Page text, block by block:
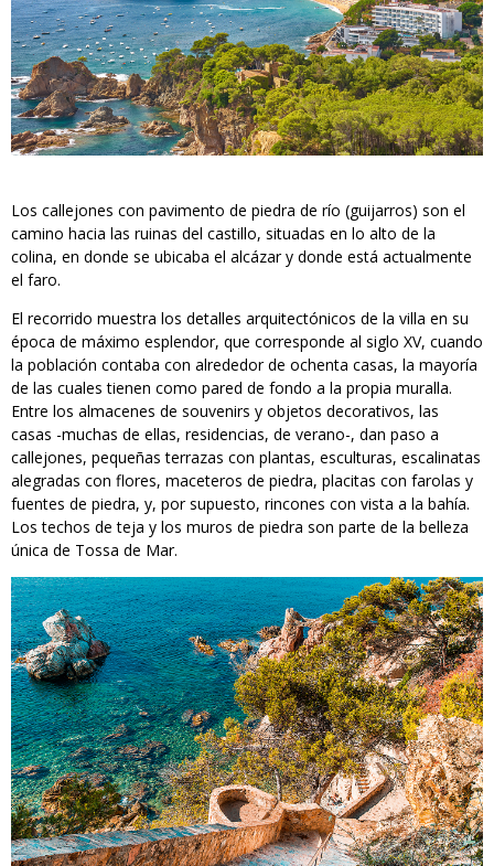
Los callejones con pavimento de piedra de río (guijarros) son el
camino hacia las ruinas del castillo, situadas en lo alto de la
colina, en donde se ubicaba el alcázar y donde está actualmente
el faro.
El recorrido muestra los detalles arquitectónicos de la villa en su
época de máximo esplendor, que corresponde al siglo XV, cuando
la población contaba con alrededor de ochenta casas, la mayoría
de las cuales tienen como pared de fondo a la propia muralla.
Entre los almacenes de souvenirs y objetos decorativos, las
casas -muchas de ellas, residencias, de verano-, dan paso a
callejones, pequeñas terrazas con plantas, esculturas, escalinatas
alegradas con flores, maceteros de piedra, placitas con farolas y
fuentes de piedra, y, por supuesto, rincones con vista a la bahía.
Los techos de teja y los muros de piedra son parte de la belleza
única de Tossa de Mar.